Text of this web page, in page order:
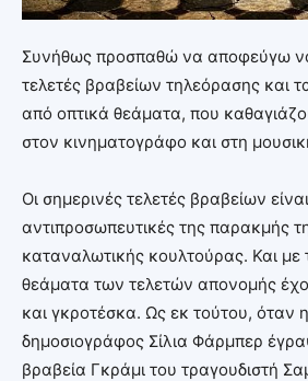
Συνήθως προσπαθώ να αποφεύγω
τελετές βραβείων τηλεόρασης και
από οπτικά θεάματα, που
στον κινηματογράφο και στη
Οι σημερινές τελετές βραβείων
αντιπροσωπευτικές της παρακμής
καταναλωτικής κουλτούρας. Και με
θεάματα των τελετών απονομής
και γκροτέσκα. Ως εκ τούτου, όταν
δημοσιογράφος Σίλια Φάρμπερ
βραβεία Γκράμι του τραγουδιστή